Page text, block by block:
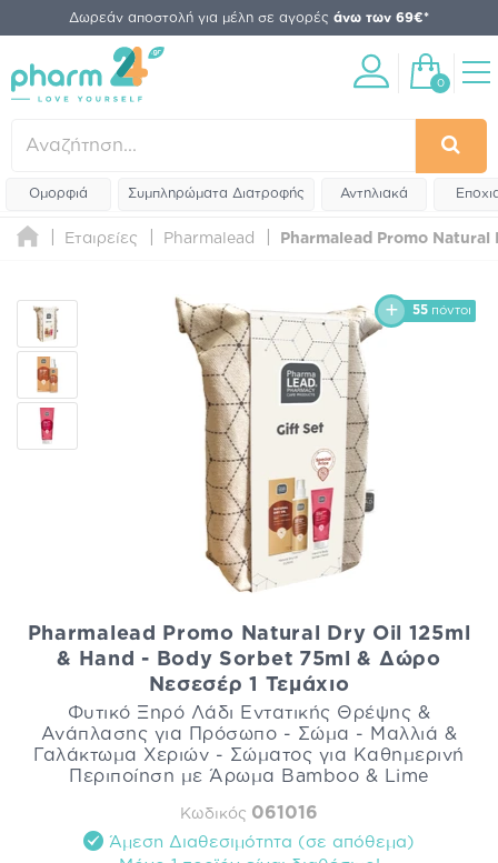
Δωρεάν αποστολή για μέλη σε αγορές άνω των 69€*
0
Ομορφιά Συμπληρώματα Διατροφής Αντηλιακά
Εταιρείες Pharmalead Pharmalead Promo
55 πόντοι
Pharmalead Promo Natural Dry Oil 125ml
& Hand - Body Sorbet 75ml & Δώρο
Νεσεσέρ 1 Τεμάχιο
Φυτικό Ξηρό Λάδι Εντατικής Θρέψης &
Ανάπλασης για Πρόσωπο - Σώμα - Μαλλιά &
Γαλάκτωμα Χεριών - Σώματος για Καθημερινή
Περιποίηση με Άρωμα Bamboo & Lime
Κωδικός 061016
Άμεση Διαθεσιμότητα (σε απόθεμα)